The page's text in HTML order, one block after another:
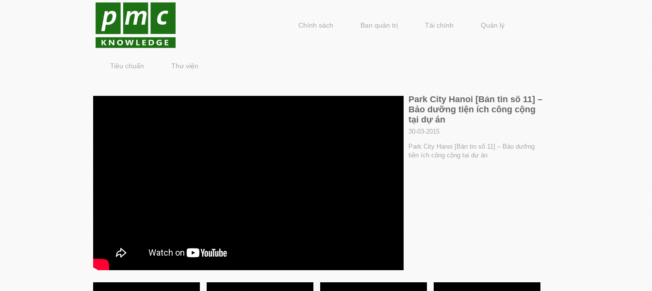
Chính sách Ban quản trị Tài chính Quản lý
Tiêu chuẩn Thư viện
Park City Hanoi [Bản tin số 11] –
Bảo dưỡng tiện ích công cộng
tại dự án
30-03-2015
Park City Hanoi [Bản tin số 11] – Bảo dưỡng
tiện ích công cộng tại dự án